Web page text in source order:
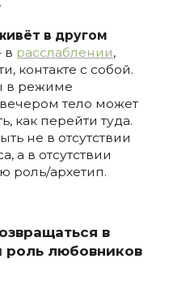
в другом
в расслаблении,
контакте с собой.
в режиме
вечером тело может
как перейти туда.
не в отсутствии
а в отсутствии
роль/архетип.
в
роль любовников